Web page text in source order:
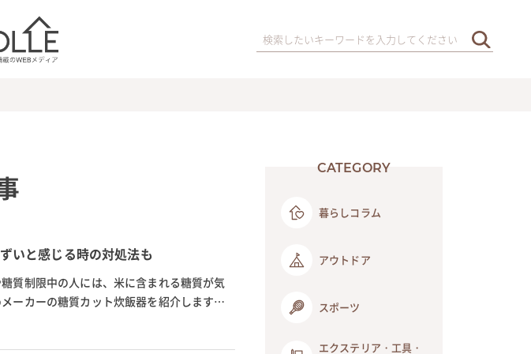
いと感じる時の対処法も
質制限中の人には、米に含まれる糖質が気
ーカーの糖質カット炊飯器を紹介します。
CATEGORY
暮らしコラム
アウトドア
スポーツ
エクステリア・工具・